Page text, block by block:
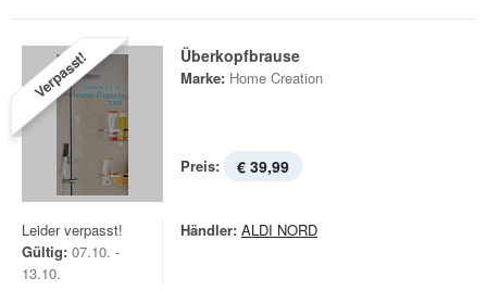
Verpasst! Überkopfbrause
Marke: Home Creation
Preis: € 39,99
Leider verpasst!
Gültig: 07.10. -
13.10.
Händler: ALDI NORD